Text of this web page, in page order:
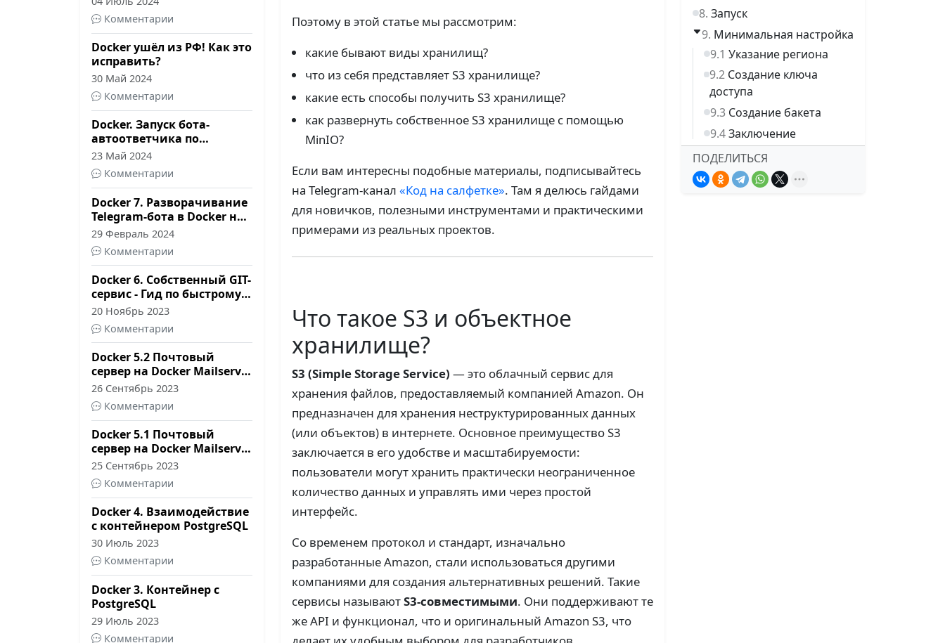
Поэтому в этой статье мы рассмотрим:
какие бывают виды хранилищ?
что из себя представляет S3 хранилище?
какие есть способы получить S3 хранилище?
как развернуть собственное S3 хранилище с помощью
MinIO?
Если вам интересны подобные материалы, подписывайтесь
на Telegram-канал «Код на салфетке». Там я делюсь гайдами
для новичков, полезными инструментами и практическими
примерами из реальных проектов.
Что такое S3 и объектное
хранилище?
S3 (Simple Storage Service) — это облачный сервис для
хранения файлов, предоставляемый компанией Amazon. Он
предназначен для хранения неструктурированных данных
(или объектов) в интернете. Основное преимущество S3
заключается в его удобстве и масштабируемости:
пользователи могут хранить практически неограниченное
количество данных и управлять ими через простой
интерфейс.
Со временем протокол и стандарт, изначально
разработанные Amazon, стали использоваться другими
компаниями для создания альтернативных решений. Такие
сервисы называютS3-совместимыми. Они поддерживают те
же API и функционал, что и оригинальный Amazon S3, что
Комментарии
Docker ушёл из РФ! Как это
исправить?
30 Май 2024
Комментарии
Docker. Запуск бота-
автоответчика по
готовому образу
23 Май 2024
Комментарии
Docker 7. Разворачивание
Telegram-бота в Docker на
VPS
29 Февраль 2024
Комментарии
Docker 6. Собственный GIT-
сервис - Гид по быстрому
запуску Gitea на вашем
сервере!
20 Ноябрь 2023
Комментарии
Docker 5.2 Почтовый
сервер на Docker Mailserver
- настройка и запуск
26 Сентябрь 2023
Комментарии
Docker 5.1 Почтовый
сервер на Docker Mailserver
- настройка домена
25 Сентябрь 2023
Комментарии
Docker 4. Взаимодействие
с контейнером PostgreSQL
30 Июль 2023
Комментарии
Docker 3. Контейнер с
PostgreSQL
29 Июль 2023
Комментарии
Запуск
Минимальная настройка
Указание региона
Создание ключа
доступа
Создание бакета
Заключение
ПОДЕЛИТЬСЯ